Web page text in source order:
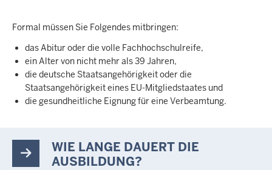
Formal müssen Sie Folgendes mitbringen:
das Abitur oder die volle Fachhochschulreife,
ein Alter von nicht mehr als 39 Jahren,
die deutsche Staatsangehörigkeit oder die
Staatsangehörigkeit eines EU-Mitgliedstaates und
die gesundheitliche Eignung für eine Verbeamtung.
WIE LANGE DAUERT DIE
AUSBILDUNG?